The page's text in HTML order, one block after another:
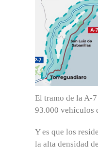
El tramo de la A-
93.000 vehículos
Y es que los
la alta densidad